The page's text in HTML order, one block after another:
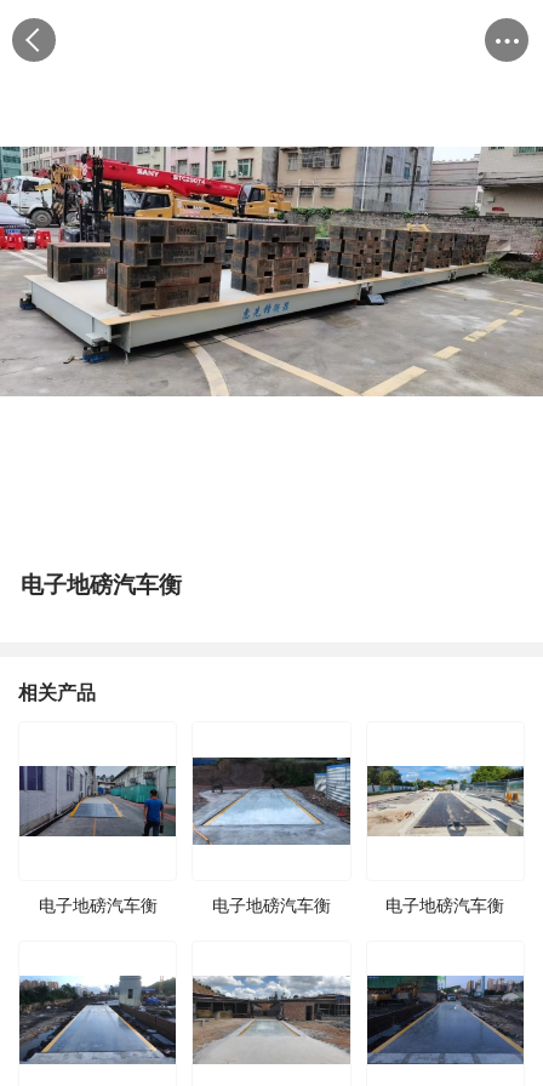
电子地磅汽车衡
相关产品
电子地磅汽车衡 电子地磅汽车衡 电子地磅汽车衡